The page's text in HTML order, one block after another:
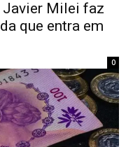
Javier Milei faz
que entra em
0